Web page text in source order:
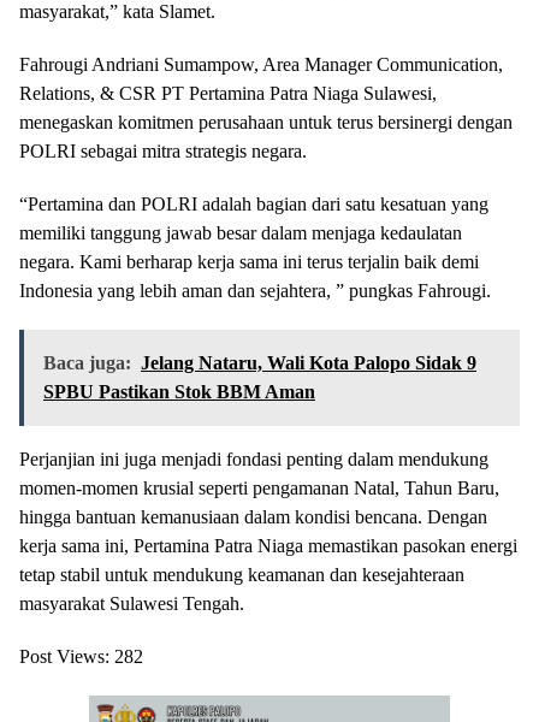
masyarakat,” kata Slamet.
Fahrougi Andriani Sumampow, Area Manager Communication,
Relations, & CSR PT Pertamina Patra Niaga Sulawesi,
menegaskan komitmen perusahaan untuk terus bersinergi dengan
POLRI sebagai mitra strategis negara.
“Pertamina dan POLRI adalah bagian dari satu kesatuan yang
memiliki tanggung jawab besar dalam menjaga kedaulatan
negara. Kami berharap kerja sama ini terus terjalin baik demi
Indonesia yang lebih aman dan sejahtera, ” pungkas Fahrougi.
Baca juga: Jelang Nataru, Wali Kota Palopo Sidak 9
SPBU Pastikan Stok BBM Aman
Perjanjian ini juga menjadi fondasi penting dalam mendukung
momen-momen krusial seperti pengamanan Natal, Tahun Baru,
hingga bantuan kemanusiaan dalam kondisi bencana. Dengan
kerja sama ini, Pertamina Patra Niaga memastikan pasokan energi
tetap stabil untuk mendukung keamanan dan kesejahteraan
masyarakat Sulawesi Tengah.
Post Views: 282